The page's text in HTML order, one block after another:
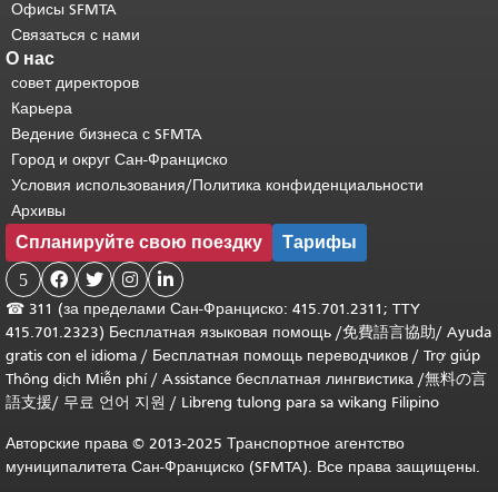
Офисы SFMTA
Связаться с нами
О нас
совет директоров
Карьера
Ведение бизнеса с SFMTA
Город и округ Сан-Франциско
Условия использования/Политика конфиденциальности
Архивы
Спланируйте свою поездку Тарифы
5    
☎ 311 (за пределами Сан-Франциско: 415.701.2311; TTY
415.701.2323) Бесплатная языковая помощь /免費語言協助/ Ayuda
gratis con el idioma / Бесплатная помощь переводчиков / Trợ giúp
Thông dịch Miễn phí/ Assistance бесплатная лингвистика /無料の言
語支援/ 무료 언어 지원 / Libreng tulong para sa wikang Filipino
Авторские права © 2013-2025 Транспортное агентство
муниципалитета Сан-Франциско (SFMTA). Все права защищены.